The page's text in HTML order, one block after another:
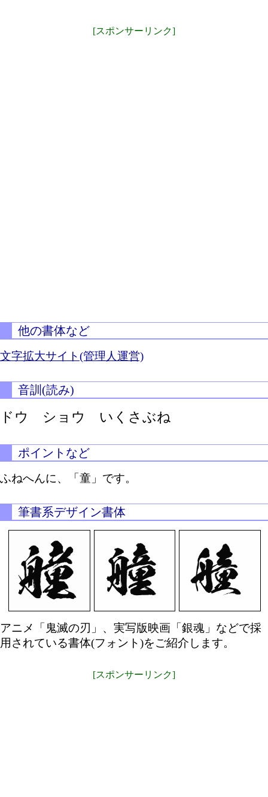
[スポンサーリンク]
他の書体など
文字拡大サイト(管理人運営)
音訓(読み)
ドウ ショウ いくさぶね
ポイントなど
ふねへんに、「童」です。
筆書系デザイン書体
アニメ「鬼滅の刃」、実写版映画「銀魂」などで採
用されている書体(フォント)をご紹介します。
[スポンサーリンク]